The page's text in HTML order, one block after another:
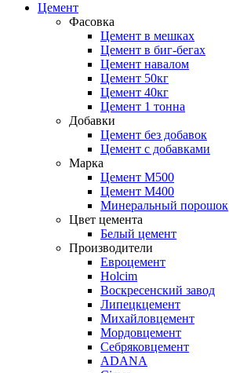
Цемент
Фасовка
Цемент в мешках
Цемент в биг-бегах
Цемент навалом
Цемент 50кг
Цемент 40кг
Цемент 1 тонна
Добавки
Цемент без добавок
Цемент с добавками
Марка
Цемент М500
Цемент М400
Минеральный порошок
Цвет цемента
Белый цемент
Производители
Евроцемент
Holcim
Воскресенский завод
Липецкцемент
Михайловцемент
Мордовцемент
Себряковцемент
ADANA